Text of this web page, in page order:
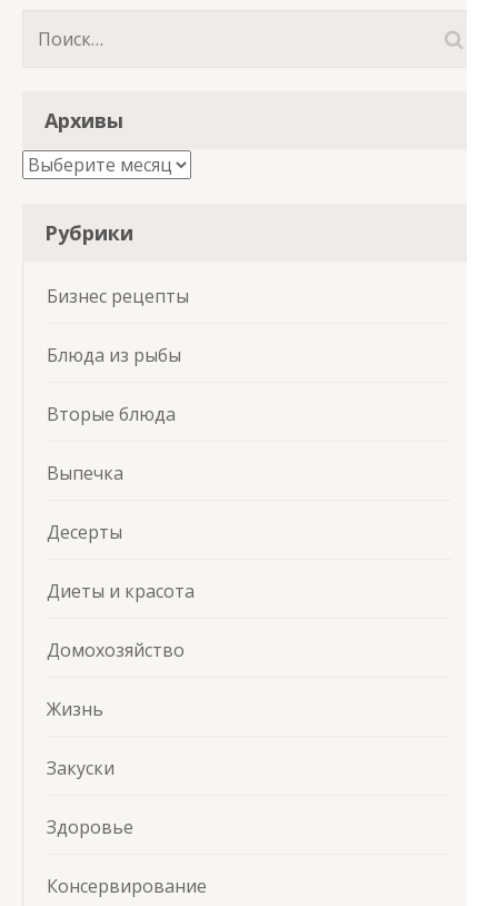
Найти:
Архивы
Архивы
Рубрики
Бизнес рецепты
Блюда из рыбы
Вторые блюда
Выпечка
Десерты
Диеты и красота
Домохозяйство
Жизнь
Закуски
Здоровье
Консервирование